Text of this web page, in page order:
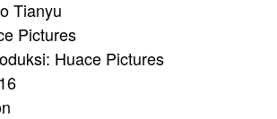
Tianyu
Pictures
Huace Pictures